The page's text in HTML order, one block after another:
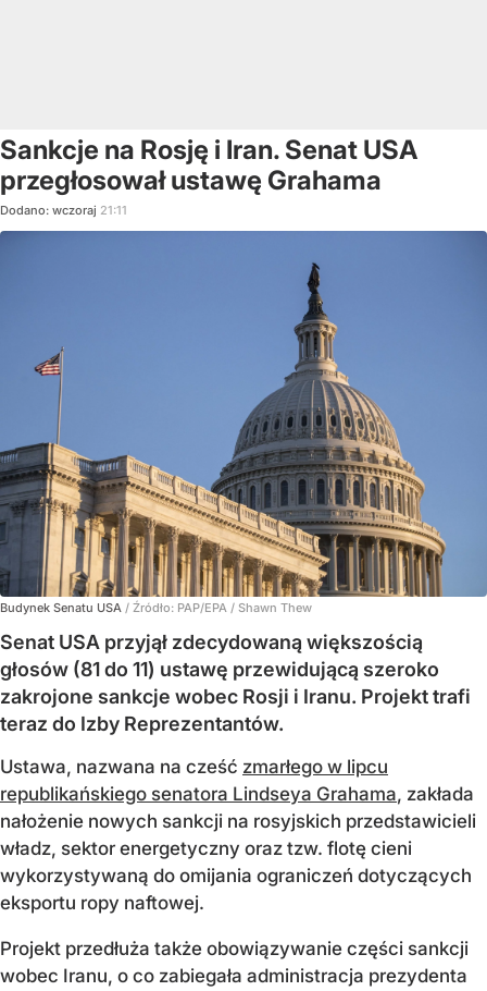
Sankcje na Rosję i Iran. Senat USA
przegłosował ustawę Grahama
Dodano: wczoraj 21:11
Budynek Senatu USA / Źródło: PAP/EPA / Shawn Thew
Senat USA przyjął zdecydowaną większością
głosów (81 do 11) ustawę przewidującą szeroko
zakrojone sankcje wobec Rosji i Iranu. Projekt trafi
teraz do Izby Reprezentantów.
Ustawa, nazwana na cześć zmarłego w lipcu
republikańskiego senatora Lindseya Grahama, zakłada
nałożenie nowych sankcji na rosyjskich przedstawicieli
władz, sektor energetyczny oraz tzw. flotę cieni
wykorzystywaną do omijania ograniczeń dotyczących
eksportu ropy naftowej.
Projekt przedłuża także obowiązywanie części sankcji
wobec Iranu, o co zabiegała administracja prezydenta